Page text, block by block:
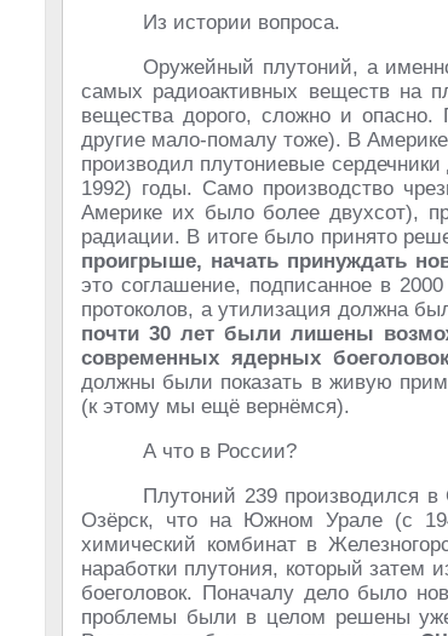
Из истории вопроса.
Оружейный плутоний, а
самых радиоактивных веществ на
вещества дорого, сложно и
другие мало-помалу тоже). В
производил плутониевые
1992) годы. Само производство
Америке их было более двухсот),
радиации. В итоге было принято
проигрыше, начать принуждать
это соглашение, подписанное в
протоколов, а утилизация должна
почти 30 лет были лишены
современных ядерных
должны были показать в живую
(к этому мы ещё вернёмся).
А что в России?
Плутоний 239 производился
Озёрск, что на Южном Урале (с
химический комбинат в
наработки плутония, который затем
боеголовок. Поначалу дело было
проблемы были в целом решены